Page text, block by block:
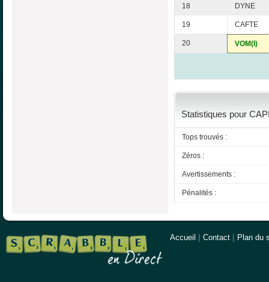
18 DYNE
19 CAFTE
20 VOM(I)
Statistiques pour
Tops trouvés :
Zéros :
Avertissements :
Pénalités :
Accueil Contact Plan du